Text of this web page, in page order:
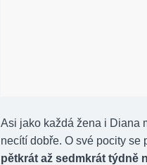
Asi jako každá žena i Diana
necítí dobře. O své pocity
pětkrát až sedmkrát týdně